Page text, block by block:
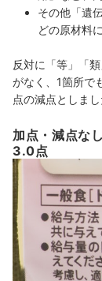
その他「遺
どの原材料
反対に「等」「
がなく、1箇所で
点の減点としまし
加点・減点な
3.0点